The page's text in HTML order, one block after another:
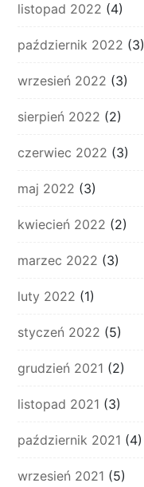
listopad 2022 (4)
październik 2022 (3)
wrzesień 2022 (3)
sierpień 2022 (2)
czerwiec 2022 (3)
maj 2022 (3)
kwiecień 2022 (2)
marzec 2022 (3)
luty 2022 (1)
styczeń 2022 (5)
grudzień 2021 (2)
listopad 2021 (3)
październik 2021 (4)
wrzesień 2021 (5)